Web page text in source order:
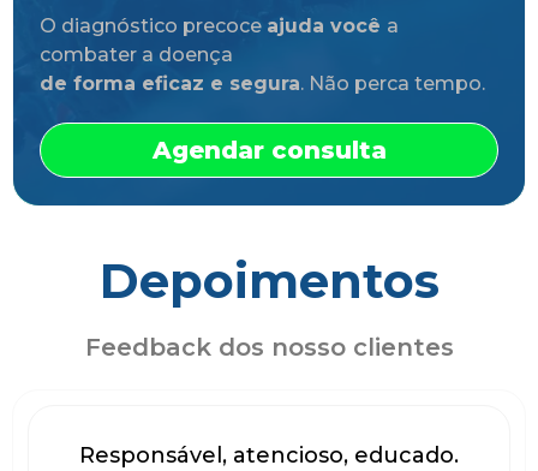
O diagnóstico precoce ajuda você a
combater a doença
de forma eficaz e segura. Não perca tempo.
Agendar consulta
Depoimentos
Feedback dos nosso clientes
Responsável, atencioso, educado.